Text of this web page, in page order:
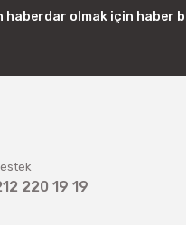
haberdar olmak için haber
220 19 19